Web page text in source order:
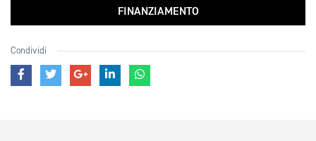
FINANZIAMENTO
Condividi